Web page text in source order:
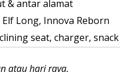
& antar alamat
Elf Long, Innova Reborn
seat, charger, snack
atau hari raya.